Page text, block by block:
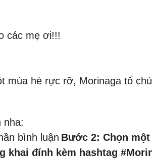
các mẹ ơi!!!
mùa hè rực rỡ, Morinaga tổ
nha:
bình luận Bước 2: Chọn
đính kèm hashtag